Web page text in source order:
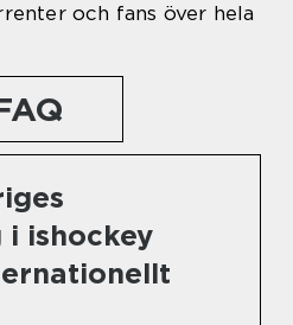
och fans över hela
i ishockey